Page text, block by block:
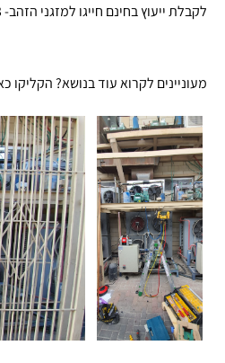
לקבלת ייעוץ בחינם חייגו למזגני הזהב- 050-8111333 .
מעוניינים לקרוא עוד בנושא? הקליקו